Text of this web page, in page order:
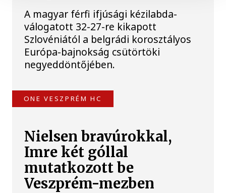
A magyar férfi ifjúsági kézilabda-
válogatott 32-27-re kikapott
Szlovéniától a belgrádi korosztályos
Európa-bajnokság csütörtöki
negyeddöntőjében.
ONE VESZPRÉM HC
Nielsen bravúrokkal,
Imre két góllal
mutatkozott be
Veszprém-mezben